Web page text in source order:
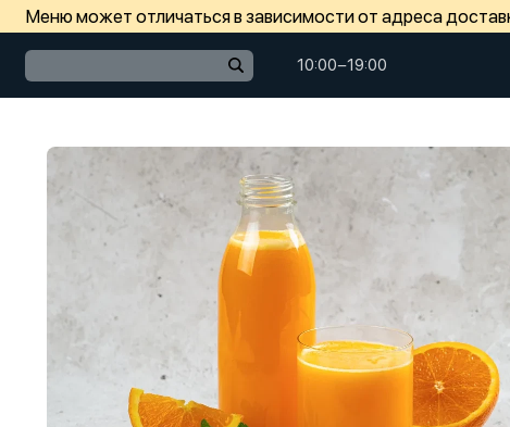
Меню может отличаться в зависимости от адреса
10:00−19:00